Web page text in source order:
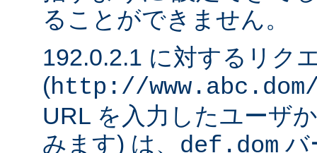
ることができません。
192.0.2.1 に対するリク
(http://
URL を入力したユーザ
みます) は、 def.dom バ